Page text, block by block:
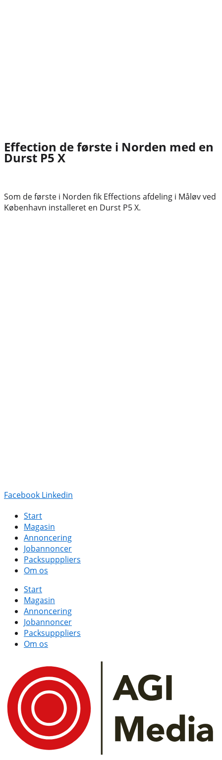
Effection de første i Norden med en
Durst P5 X
Som de første i Norden fik Effections afdeling i Måløv ved
København installeret en Durst P5 X.
Facebook Linkedin
Start
Magasin
Annoncering
Jobannoncer
Packsupppliers
Om os
Start
Magasin
Annoncering
Jobannoncer
Packsupppliers
Om os